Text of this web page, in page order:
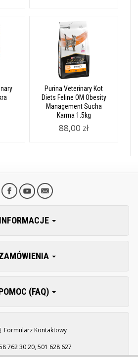
Purina Veterinary Kot
Diets Feline OM Obesity
Management Sucha
Karma 1.5kg
88,00 zł
INFORMACJE
(FAQ)
Formularz Kontaktowy
762 30 20, 501 628 627